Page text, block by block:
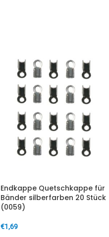
Endkappe Quetschkappe für
Bänder silberfarben 20 Stück
(0059)
€1,69